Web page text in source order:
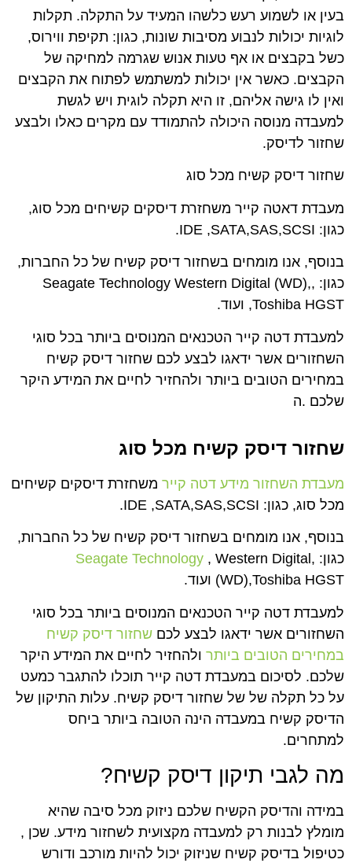
בעין או לשמוע רעש כלשהו המעיד על התקלה. תקלות
לוגיות יכולות לנבוע מסיבות שונות, כגון: תקיפת ווירוס,
כשל בקבצים או אף טעות אנוש שגרמה למחיקה של
הקבצים. כאשר אין יכולות למשתמש לפתוח את הקבצים
ואין לו גישה אליהם, זו היא תקלה לוגית ויש לגשת
למעבדה מנוסה היכולה להתמודד עם מקרים כאלו ולבצע
שחזור לדיסק.
שחזור דיסק קשיח מכל סוג
מעבדת דאטה קייר משחזרת דיסקים קשיחים מכל סוג,
כגון: IDE ,SATA,SAS,SCSI.
בנוסף, אנו מומחים בשחזור דיסק קשיח של כל החברות,
כגון: ,Seagate Technology Western Digital (WD),
,Toshiba HGST ועוד.
למעבדת דטה קייר הטכנאים המנוסים ביותר בכל סוגי
השחזורים אשר ידאגו לבצע לכם שחזור דיסק קשיח
במחירים הטובים ביותר ולהחזיר לחיים את המידע היקר
שלכם .ה
שחזור דיסק קשיח מכל סוג
מעבדת השחזור מידע דטה קייר משחזרת דיסקים קשיחים
מכל סוג, כגון: IDE ,SATA,SAS,SCSI.
בנוסף, אנו מומחים בשחזור דיסק קשיח של כל החברות,
כגון: ,
Seagate Technology , Western Digital
(WD),Toshiba HGST ועוד.
למעבדת דטה קייר הטכנאים המנוסים ביותר בכל סוגי
השחזורים אשר ידאגו לבצע לכם שחזור דיסק קשיח
במחירים הטובים ביותר ולהחזיר לחיים את המידע היקר
שלכם. לסיכום במעבדת דטה קייר תוכלו להתגבר כמעט
על כל תקלה של של שחזור דיסק קשיח. עלות התיקון של
הדיסק קשיח במעבדה הינה הטובה ביותר ביחס
למתחרים.
מה לגבי תיקון דיסק קשיח?
במידה והדיסק הקשיח שלכם ניזוק מכל סיבה שהיא
מומלץ לבנות רק למעבדה מקצועית לשחזור מידע. שכן ,
כטיפול בדיסק קשיח שניזוק יכול להיות מורכב ודורש